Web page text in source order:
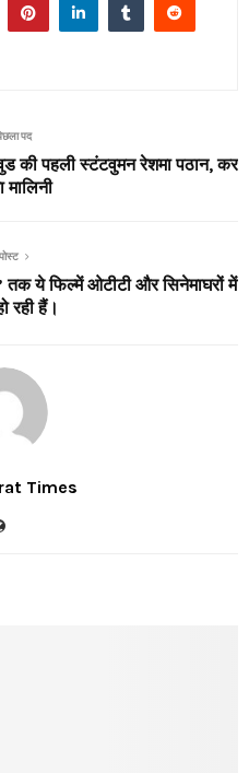
पद
की पहली स्टंटवुमन रेशमा पठान, कर
मालिनी
ये फिल्में ओटीटी और सिनेमाघरों में
रही हैं।
Times